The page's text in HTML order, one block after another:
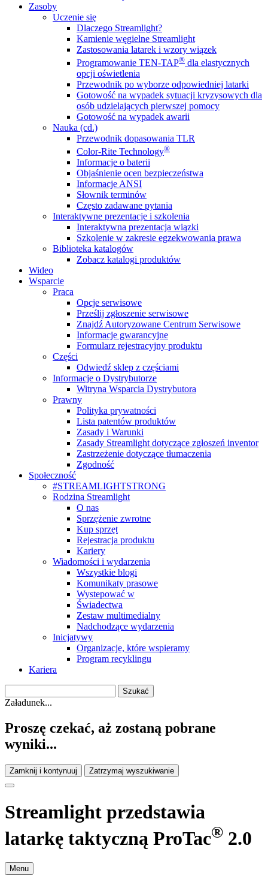
Zasoby
Uczenie się
Dlaczego Streamlight?
Kamienie węgielne Streamlight
Zastosowania latarek i wzory wiązek
Programowanie TEN-TAP® dla elastycznych
opcji oświetlenia
Przewodnik po wyborze odpowiedniej latarki
Gotowość na wypadek sytuacji kryzysowych dla
osób udzielających pierwszej pomocy
Gotowość na wypadek awarii
Nauka (cd.)
Przewodnik dopasowania TLR
Color-Rite Technology®
Informacje o baterii
Objaśnienie ocen bezpieczeństwa
Informacje ANSI
Słownik terminów
Często zadawane pytania
Interaktywne prezentacje i szkolenia
Interaktywna prezentacja wiązki
Szkolenie w zakresie egzekwowania prawa
Biblioteka katalogów
Zobacz katalogi produktów
Wideo
Wsparcie
Praca
Opcje serwisowe
Prześlij zgłoszenie serwisowe
Znajdź Autoryzowane Centrum Serwisowe
Informacje gwarancyjne
Formularz rejestracyjny produktu
Części
Odwiedź sklep z częściami
Informacje o Dystrybutorze
Witryna Wsparcia Dystrybutora
Prawny
Polityka prywatności
Lista patentów produktów
Zasady i Warunki
Zasady Streamlight dotyczące zgłoszeń inventor
Zastrzeżenie dotyczące tłumaczenia
Zgodność
Społeczność
#STREAMLIGHTSTRONG
Rodzina Streamlight
O nas
Sprzężenie zwrotne
Kup sprzęt
Rejestracja produktu
Kariery
Wiadomości i wydarzenia
Wszystkie blogi
Komunikaty prasowe
Wystepować w
Świadectwa
Zestaw multimedialny
Nadchodzące wydarzenia
Inicjatywy
Organizacje, które wspieramy
Program recyklingu
Kariera
Załadunek...
Proszę czekać, aż zostaną pobrane
wyniki...
Zamknij i kontynuuj Zatrzymaj wyszukiwanie
Streamlight przedstawia
latarkę taktyczną ProTac® 2.0
Menu